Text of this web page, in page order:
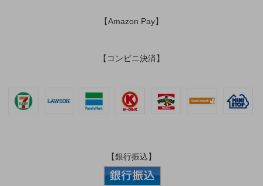
【Amazon Pay】
【コンビニ決済】
【銀行振込】